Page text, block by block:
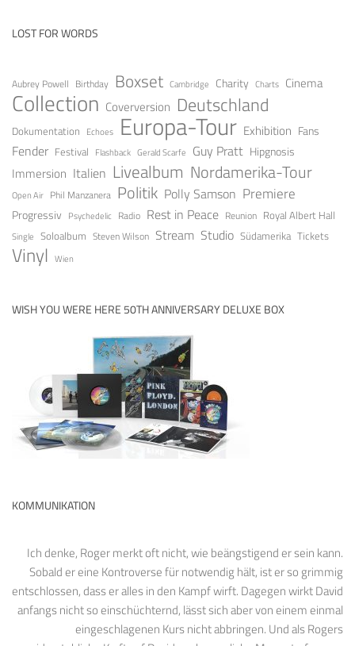
LOST FOR WORDS
Aubrey Powell Birthday Boxset Cambridge Charity Charts Cinema
Collection Coverversion Deutschland
Dokumentation Echoes Europa-Tour Exhibition Fans
Fender Festival Flashback Gerald Scarfe Guy Pratt Hipgnosis
Immersion Italien Livealbum Nordamerika-Tour
Open Air Phil Manzanera Politik Polly Samson Premiere
Progressiv Psychedelic Radio Rest in Peace Reunion Royal Albert Hall
Single Soloalbum Steven Wilson Stream Studio Südamerika Tickets
Vinyl Wien
WISH YOU WERE HERE 50TH ANNIVERSARY DELUXE BOX
KOMMUNIKATION
Ich denke, Roger merkt oft nicht, wie beängstigend er sein kann.
Sobald er eine Kontroverse für notwendig hält, ist er so grimmig
entschlossen, dass er alles in den Kampf wirft. Dagegen wirkt David
anfangs nicht so einschüchternd, lässt sich aber von einem einmal
eingeschlagenen Kurs nicht abbringen. Und als Rogers